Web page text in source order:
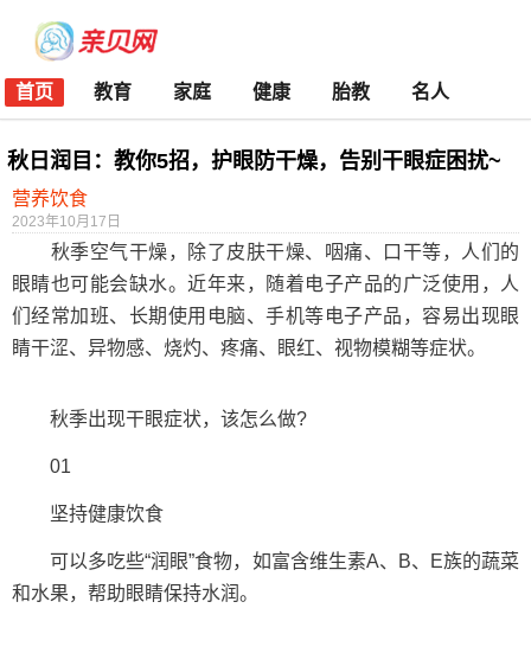
首页 教育 家庭 健康 胎教 名人
秋日润目：教你5招，护眼防干燥，告别干眼症困扰~
营养饮食
2023年10月17日
秋季空气干燥，除了皮肤干燥、咽痛、口干等，人们的
眼睛也可能会缺水。近年来，随着电子产品的广泛使用，人
们经常加班、长期使用电脑、手机等电子产品，容易出现眼
睛干涩、异物感、烧灼、疼痛、眼红、视物模糊等症状。
秋季出现干眼症状，该怎么做?
01
坚持健康饮食
可以多吃些“润眼”食物，如富含维生素A、B、E族的蔬菜
和水果，帮助眼睛保持水润。